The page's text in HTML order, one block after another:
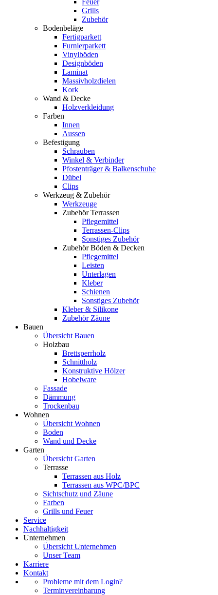
Grills
Zubehör
Bodenbeläge
Fertigparkett
Furnierparkett
Vinylböden
Designböden
Laminat
Massivholzdielen
Kork
Wand & Decke
Holzverkleidung
Farben
Innen
Aussen
Befestigung
Schrauben
Winkel & Verbinder
Pfostenträger & Balkenschuhe
Dübel
Clips
Werkzeug & Zubehör
Werkzeuge
Zubehör Terrassen
Pflegemittel
Terrassen-Clips
Sonstiges Zubehör
Zubehör Böden & Decken
Pflegemittel
Leisten
Unterlagen
Kleber
Schienen
Sonstiges Zubehör
Kleber & Silikone
Zubehör Zäune
Bauen
Übersicht Bauen
Holzbau
Brettsperrholz
Schnittholz
Konstruktive Hölzer
Hobelware
Fassade
Dämmung
Trockenbau
Wohnen
Übersicht Wohnen
Boden
Wand und Decke
Garten
Übersicht Garten
Terrasse
Terrassen aus Holz
Terrassen aus WPC/BPC
Sichtschutz und Zäune
Farben
Grills und Feuer
Service
Nachhaltigkeit
Unternehmen
Übersicht Unternehmen
Unser Team
Karriere
Kontakt
Probleme mit dem Login?
Terminvereinbarung